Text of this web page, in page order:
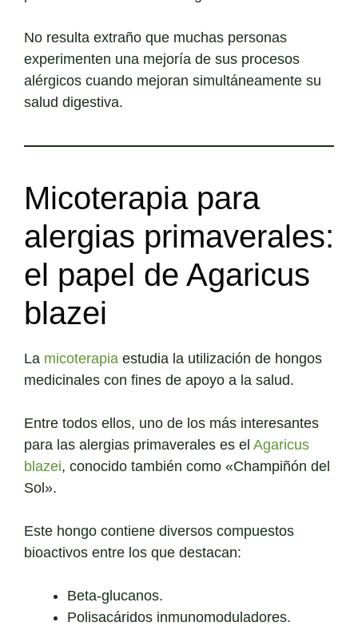
No resulta extraño que muchas personas
experimenten una mejoría de sus procesos
alérgicos cuando mejoran simultáneamente su
salud digestiva.
Micoterapia para
alergias primaverales:
el papel de Agaricus
blazei
La micoterapia estudia la utilización de hongos
medicinales con fines de apoyo a la salud.
Entre todos ellos, uno de los más interesantes
para las alergias primaverales es el Agaricus
blazei, conocido también como «Champiñón del
Sol».
Este hongo contiene diversos compuestos
bioactivos entre los que destacan:
Beta-glucanos.
Polisacáridos inmunomoduladores.